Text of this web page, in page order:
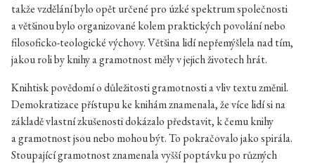
takže vzdělání bylo opět určené pro úzké spektrum společnosti
a většinou bylo organizované kolem praktických povolání nebo
filosoficko-teologické výchovy. Většina lidí nepřemýšlela nad tím,
jakou roli by knihy a gramotnost měly v jejich životech hrát.
Knihtisk povědomí o důležitosti gramotnosti a vliv textu změnil.
Demokratizace přístupu ke knihám znamenala, že více lidí si na
základě vlastní zkušenosti dokázalo představit, k čemu knihy
a gramotnost jsou nebo mohou být. To pokračovalo jako spirála.
Stoupající gramotnost znamenala vyšší poptávku po různých